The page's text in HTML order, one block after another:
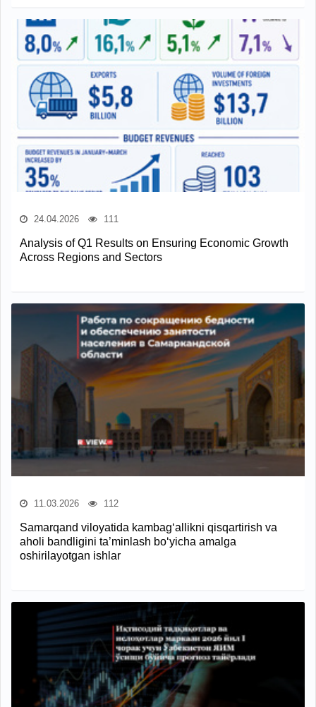
24.04.2026 111
Analysis of Q1 Results on Ensuring Economic Growth
Across Regions and Sectors
11.03.2026 112
Samarqand viloyatida kambag‘allikni qisqartirish va
aholi bandligini ta’minlash bo‘yicha amalga
oshirilayotgan ishlar